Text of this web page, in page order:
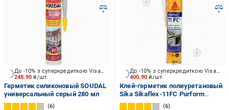
248.90₴/шт.
До -10% з суперкредиткою Visa Вигода
Герметик силиконовый SOUDAL
универсальный серый 280 мл
6
400.90₴/шт.
До -10% з суперкредиткою Visa Вигода
Клей-герметик полиуретановый
Sika Sikaflex-11FC Purform
коричневый 310 мл
6